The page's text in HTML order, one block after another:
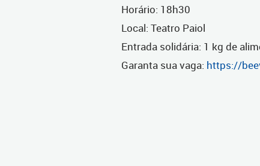
Horário: 18h30
Local: Teatro Paiol
Entrada solidária: 1 kg de
Garanta sua vaga: https://